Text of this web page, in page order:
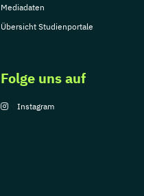
Mediadaten
Übersicht Studienportale
Folge uns auf
Instagram